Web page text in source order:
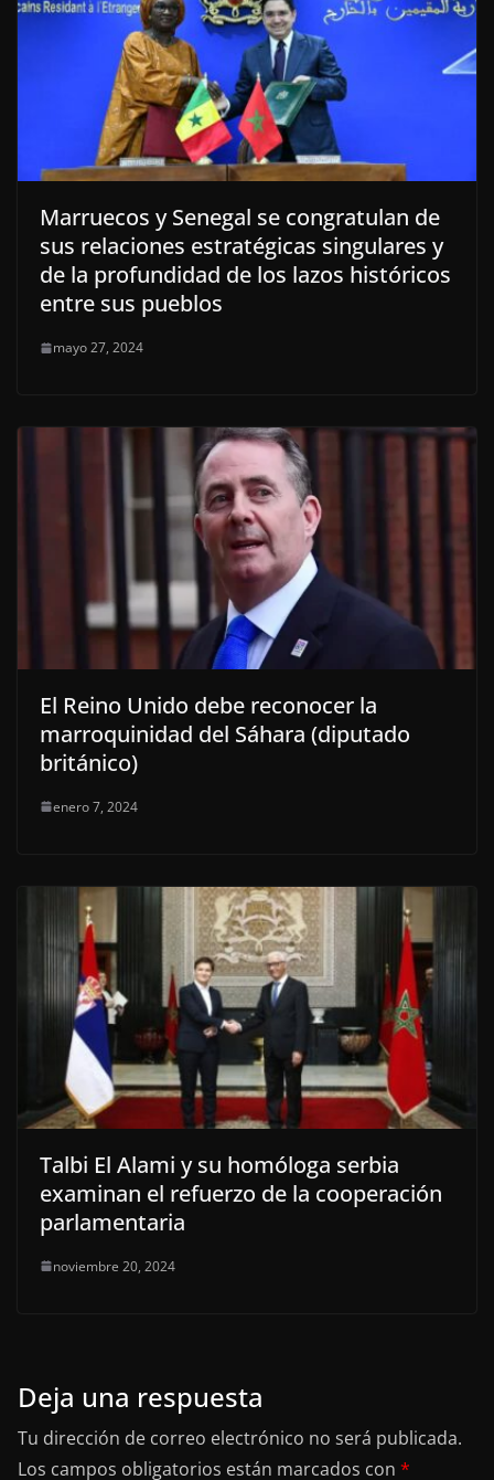
Marruecos y Senegal se congratulan de
sus relaciones estratégicas singulares y
de la profundidad de los lazos históricos
entre sus pueblos
mayo 27, 2024
El Reino Unido debe reconocer la
marroquinidad del Sáhara (diputado
británico)
enero 7, 2024
Talbi El Alami y su homóloga serbia
examinan el refuerzo de la cooperación
parlamentaria
noviembre 20, 2024
Deja una respuesta
Tu dirección de correo electrónico no será publicada.
Los campos obligatorios están marcados con *